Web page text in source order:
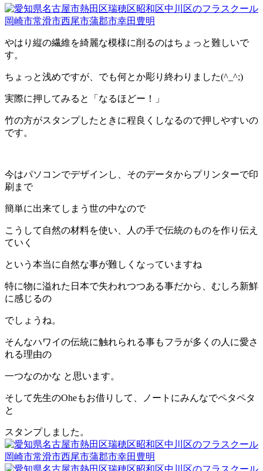
やはり縦の繊維を綺麗な模様に削るのはちょっと難しいで
す。
ちょっと浅めですが、でも何とか彫り終わりました(^_^;)
実際に押してみると「なるほどー！」
竹の方がスタンプしたときに程良くしなるので押しやすいの
です。
今はパソコンでデザインし、そのデータからプリンターで印
刷まで
簡単に出来てしまう世の中なので
こうして自然の材料を使い、人の手で伝統のものを作り伝え
ていく
という本当に自然な事が難しくなっていますね
特に物に溢れた日本で失われつつある事だから、むしろ新鮮
に感じるの
でしょうね。
そんなハワイの伝統に触れられる事もフラが多くの人に愛さ
れる理由の
一つなのかな と思います。
そして先生のOheもお借りして、ノートにみんなでペタペタ
と
スタンプしました。